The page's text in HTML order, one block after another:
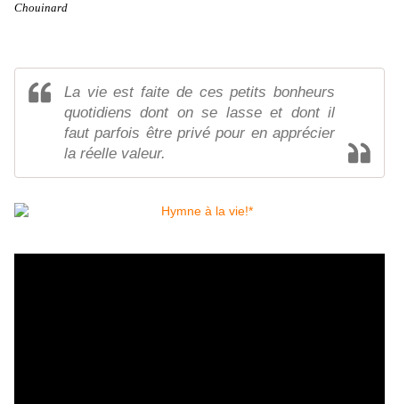
Chouinard
La vie est faite de ces petits bonheurs
quotidiens dont on se lasse et dont il
faut parfois être privé pour en apprécier
la réelle valeur.